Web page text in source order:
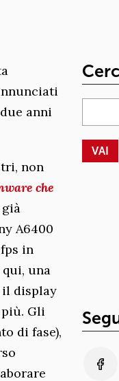
anni
non
che
A6400
in
una
il display
più. Gli
di fase),